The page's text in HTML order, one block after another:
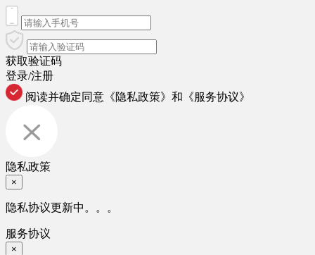
获取验证码
登录/注册
阅读并确定同意 《隐私政策》 和 《服务协议》
隐私政策
×
隐私协议更新中。。。
服务协议
×